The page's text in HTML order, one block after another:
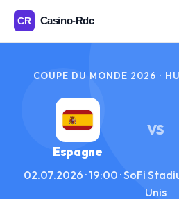
COUPE DU MONDE 2026 ·
Espagne
VS
02.07.2026 · 19:00 · SoFi
Unis